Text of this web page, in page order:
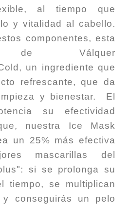
al tiempo que
y vitalidad al cabello.
componentes, esta
de Válquer
, un ingrediente que
refrescante, que da
y bienestar. El
su efectividad
nuestra Ice Mask
un 25% más efectiva
mascarillas del
si se prolonga su
tiempo, se multiplican
y conseguirás un pelo